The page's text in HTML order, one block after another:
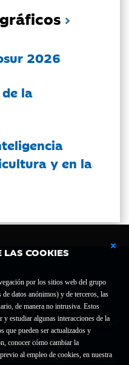
COOKIES
por los sitios web del grupo
datos anónimos) y de terceros, las
de manera no intrusiva. Estos
estudiar algunas interacciones de la
que pueden ser actualizados y
conocer cómo cambiar la
al empleo de cookies, en nuestra
2026
la
y en la
Educación, Cultura y Deporte con el nº
Declaración de accesibilidad